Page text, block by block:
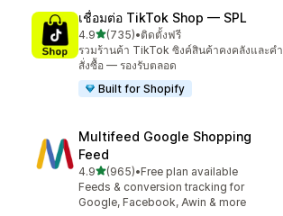
เชื่อมต่อ TikTok Shop — SPL
4.9เต็ม 5 ดาว
(735)
ทั้งหมด 735 รีวิว
•ติดตั้งฟรี
รวมร้านค้า TikTok ซิงค์สินค้าคงคลังและคำ
สั่งซื้อ — รองรับตลอด
Built for Shopify
Multifeed Google Shopping
Feed
4.9เต็ม 5 ดาว
(965)
ทั้งหมด 965 รีวิว
•Free plan available
Feeds & conversion tracking for
Google, Facebook, Awin & more